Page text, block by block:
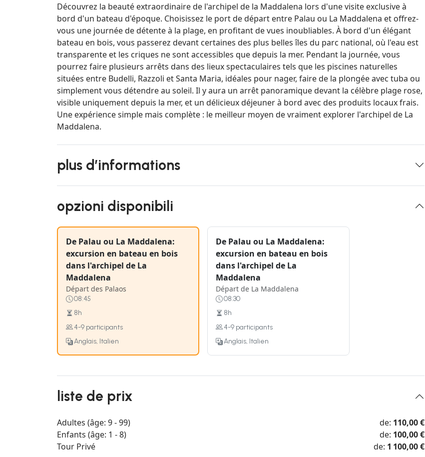
Découvrez la beauté extraordinaire de l'archipel de la Maddalena lors d'une visite exclusive à
bord d'un bateau d'époque. Choisissez le port de départ entre Palau ou La Maddalena et offrez-
vous une journée de détente à la plage, en profitant de vues inoubliables. À bord d'un élégant
bateau en bois, vous passerez devant certaines des plus belles îles du parc national, où l'eau est
transparente et les criques ne sont accessibles que depuis la mer. Pendant la journée, vous
pourrez faire plusieurs arrêts dans des lieux spectaculaires tels que les piscines naturelles
situées entre Budelli, Razzoli et Santa Maria, idéales pour nager, faire de la plongée avec tuba ou
simplement vous détendre au soleil. Il y aura un arrêt panoramique devant la célèbre plage rose,
visible uniquement depuis la mer, et un délicieux déjeuner à bord avec des produits locaux frais.
Une expérience simple mais complète : le meilleur moyen de vraiment explorer l'archipel de La
Maddalena.
plus d’informations
opzioni disponibili
De Palau ou La Maddalena:
excursion en bateau en bois
dans l'archipel de La
Maddalena
Départ des Palaos
08:45
8h
4-9 participants
Anglais, Italien
De Palau ou La Maddalena:
excursion en bateau en bois
dans l'archipel de La
Maddalena
Départ de La Maddalena
08:30
8h
4-9 participants
Anglais, Italien
liste de prix
Adultes (âge: 9 - 99) de: 110,00 €
Enfants (âge: 1 - 8)
de: 100,00 €
Tour Privé
de: 1 100,00 €